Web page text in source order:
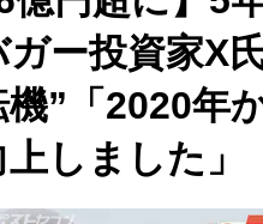
ー投資家X
”「2020年
しました」